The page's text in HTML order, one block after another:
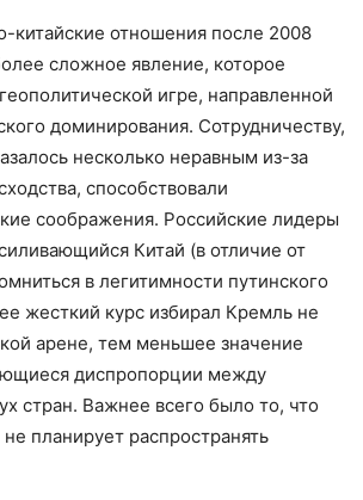
китайские отношения после 2008
сложное явление, которое
игре, направленной
доминирования. Сотрудничеству,
несколько неравным из-за
способствовали
соображения. Российские лидеры
Китай (в отличие от
в легитимности путинского
жесткий курс избирал Кремль не
арене, тем меньшее значение
диспропорции между
стран. Важнее всего было то, что
планирует распространять